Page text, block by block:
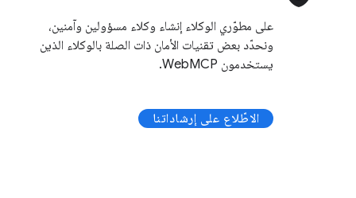
على مطوّري الوكلاء إنشاء وكلاء مسؤولين وآمنين،
ونحدّد بعض تقنيات الأمان ذات الصلة بالوكلاء الذين
يستخدمون WebMCP.
الاطّلاع على إرشاداتنا